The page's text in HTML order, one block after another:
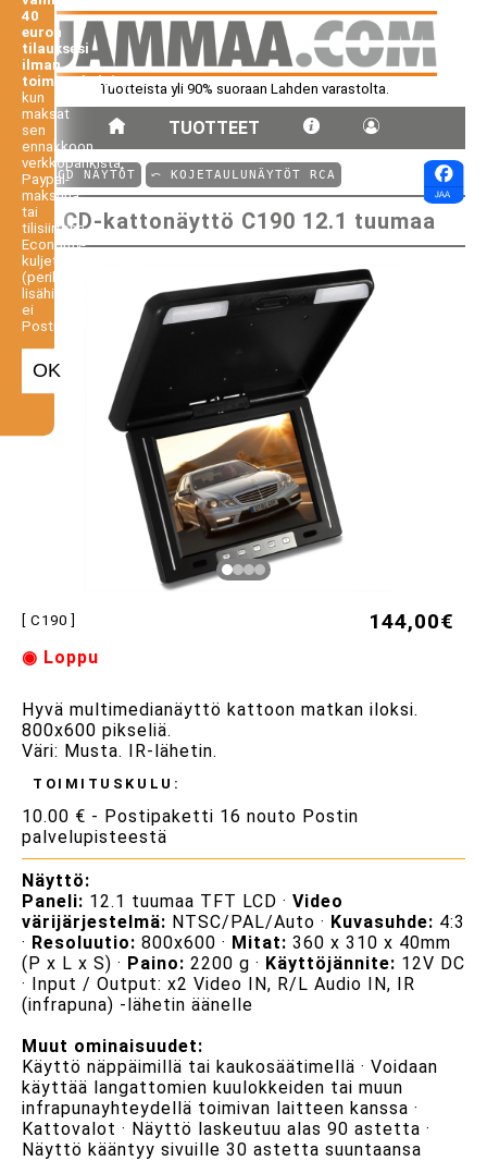
Tuotteista yli 90% suoraan Lahden varastolta.
TUOTTEET
40
euron
tilauksesi
ilman
toimituskuluja,
kun
maksat
sen
ennakkoon
verkkopankista,
Paypal-
maksuna
tai
tilisiirtona.
Economy-
kuljetus
(perilletoimitus
lisähintaan,
ei
Postiennakko).
OK
⤺ LCD NÄYTÖT ⤺ KOJETAULUNÄYTÖT RCA
LCD-kattonäyttö C190 12.1 tuumaa
[ C190 ] 144,00€
◉ Loppu
Hyvä multimedianäyttö kattoon matkan iloksi.
800x600 pikseliä.
Väri: Musta. IR-lähetin.
TOIMITUSKULU:
10.00 € - Postipaketti 16 nouto Postin
palvelupisteestä
Näyttö:
Paneli: 12.1 tuumaa TFT LCD · Video
värijärjestelmä: NTSC/PAL/Auto · Kuvasuhde: 4:3
· Resoluutio: 800x600 · Mitat: 360 x 310 x 40mm
(P x L x S) · Paino: 2200 g · Käyttöjännite: 12V DC
· Input / Output: x2 Video IN, R/L Audio IN, IR
(infrapuna) -lähetin äänelle
Muut ominaisuudet:
Käyttö näppäimillä tai kaukosäätimellä · Voidaan
käyttää langattomien kuulokkeiden tai muun
infrapunayhteydellä toimivan laitteen kanssa ·
Kattovalot · Näyttö laskeutuu alas 90 astetta ·
Näyttö kääntyy sivuille 30 astetta suuntaansa